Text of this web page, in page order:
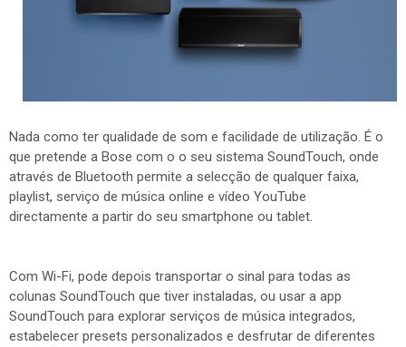
Nada como ter qualidade de som e facilidade de utilização. É o
que pretende a Bose com o o seu sistema SoundTouch, onde
através de Bluetooth permite a selecção de qualquer faixa,
playlist, serviço de música online e vídeo YouTube
directamente a partir do seu smartphone ou tablet.
Com Wi-Fi, pode depois transportar o sinal para todas as
colunas SoundTouch que tiver instaladas, ou usar a app
SoundTouch para explorar serviços de música integrados,
estabelecer presets personalizados e desfrutar de diferentes